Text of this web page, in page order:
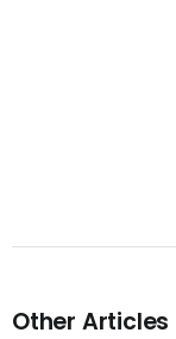
Other Articles